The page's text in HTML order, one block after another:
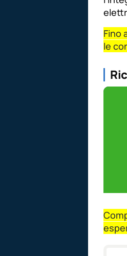
Fino
le